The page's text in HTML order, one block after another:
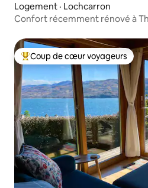
Logement · Lochcarron
Confort récemment rénové à
Coup de cœur voyageurs parmi
Coup de cœur voyageurs